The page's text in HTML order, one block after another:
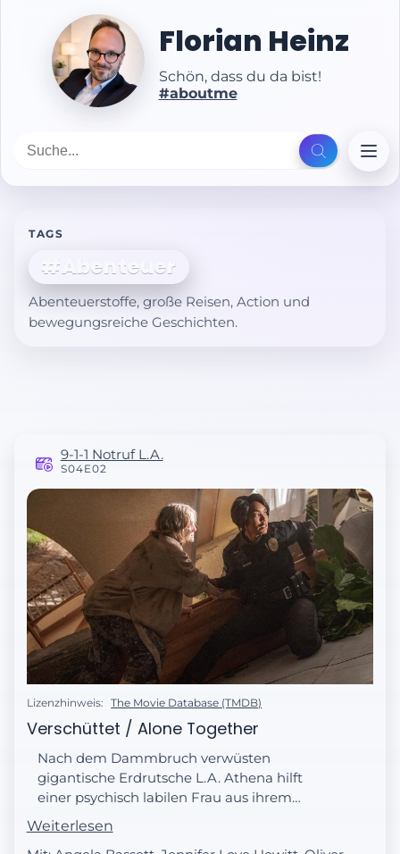
Florian Heinz
Schön, dass du da bist!
#aboutme
TAGS
#Abenteuer
Abenteuerstoffe, große Reisen, Action und
bewegungsreiche Geschichten.
9-1-1 Notruf L.A.
S04E02
Lizenzhinweis: The Movie Database (TMDB)
Verschüttet / Alone Together
Nach dem Dammbruch verwüsten
gigantische Erdrutsche L.A. Athena hilft
einer psychisch labilen Frau aus ihrem
zerstörten Haus. Buck und Chimney
müssen eine Gruppe schwangerer Frauen
Weiterlesen